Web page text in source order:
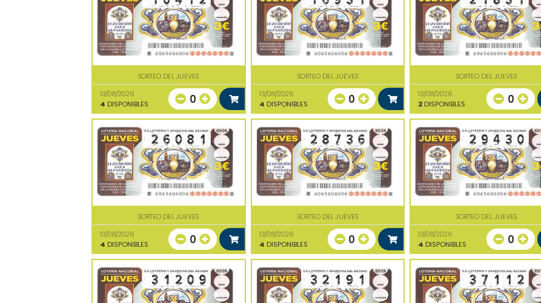
SORTEO DEL JUEVES
13/08/2026
4 DISPONIBLES 0
SORTEO DEL JUEVES
13/08/2026
4 DISPONIBLES 0
SORTEO DEL JUEVES
13/08/2026
2 DISPONIBLES 0
SORTEO DEL JUEVES
13/08/2026
4 DISPONIBLES 0
SORTEO DEL JUEVES
13/08/2026
4 DISPONIBLES 0
SORTEO DEL JUEVES
13/08/2026
4 DISPONIBLES 0